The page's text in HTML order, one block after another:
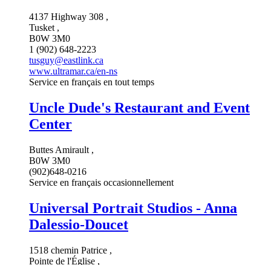
4137 Highway 308 ,
Tusket ,
B0W 3M0
1 (902) 648-2223
tusguy@eastlink.ca
www.ultramar.ca/en-ns
Service en français en tout temps
Uncle Dude's Restaurant and Event
Center
Buttes Amirault ,
B0W 3M0
(902)648-0216
Service en français occasionnellement
Universal Portrait Studios - Anna
Dalessio-Doucet
1518 chemin Patrice ,
Pointe de l'Église ,